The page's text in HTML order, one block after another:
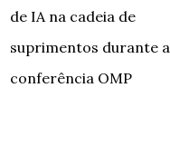
de IA na cadeia de
suprimentos durante a
conferência OMP